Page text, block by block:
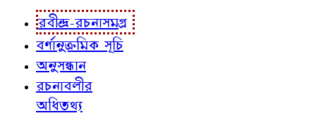
রবীন্দ্র-রচনাসমগ্র
বর্ণানুক্রমিক সূচি
অনুসন্ধান
রচনাবলীর
অধিতথ্য